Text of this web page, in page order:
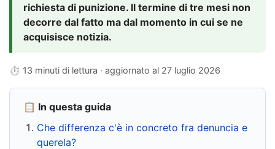
richiesta di punizione. Il termine di tre mesi non
decorre dal fatto ma dal momento in cui se ne
acquisisce notizia.
⏱ 13 minuti di lettura · aggiornato al 27 luglio 2026
📋 In questa guida
Che differenza c'è in concreto fra denuncia e
querela?